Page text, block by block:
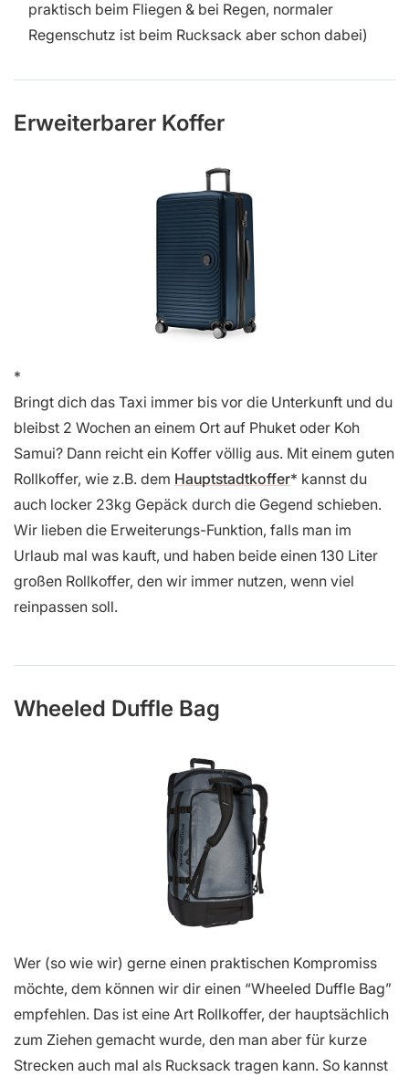
praktisch beim Fliegen & bei Regen, normaler
Regenschutz ist beim Rucksack aber schon dabei)
Erweiterbarer Koffer
Bringt dich das Taxi immer bis vor die Unterkunft und du
bleibst 2 Wochen an einem Ort auf Phuket oder Koh
Samui? Dann reicht ein Koffer völlig aus. Mit einem guten
Rollkoffer, wie z.B. dem Hauptstadtkoffer
kannst du
auch locker 23kg Gepäck durch die Gegend schieben.
Wir lieben die Erweiterungs-Funktion, falls man im
Urlaub mal was kauft, und haben beide einen 130 Liter
großen Rollkoffer, den wir immer nutzen, wenn viel
reinpassen soll.
Wheeled Duffle Bag
Wer (so wie wir) gerne einen praktischen Kompromiss
möchte, dem können wir dir einen “Wheeled Duffle Bag”
empfehlen. Das ist eine Art Rollkoffer, der hauptsächlich
zum Ziehen gemacht wurde, den man aber für kurze
Strecken auch mal als Rucksack tragen kann. So kannst